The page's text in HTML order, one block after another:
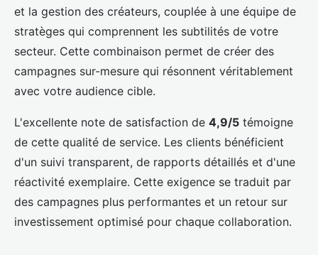
et la gestion des créateurs, couplée à une équipe de
stratèges qui comprennent les subtilités de votre
secteur. Cette combinaison permet de créer des
campagnes sur-mesure qui résonnent véritablement
avec votre audience cible.
L'excellente note de satisfaction de 4,9/5 témoigne
de cette qualité de service. Les clients bénéficient
d'un suivi transparent, de rapports détaillés et d'une
réactivité exemplaire. Cette exigence se traduit par
des campagnes plus performantes et un retour sur
investissement optimisé pour chaque collaboration.